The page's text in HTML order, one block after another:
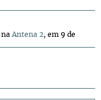
na Antena 2, em 9 de